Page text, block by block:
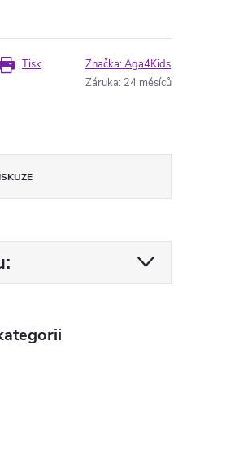
Tisk Značka:Aga4Kids
Záruka: 24 měsíců